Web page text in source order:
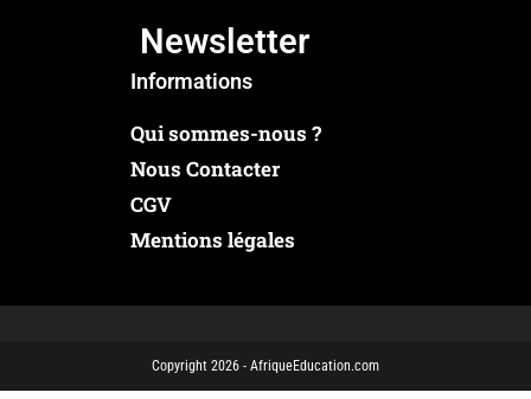
Newsletter
Informations
Qui sommes-nous ?
Nous Contacter
CGV
Mentions légales
Copyright 2026 - AfriqueEducation.com